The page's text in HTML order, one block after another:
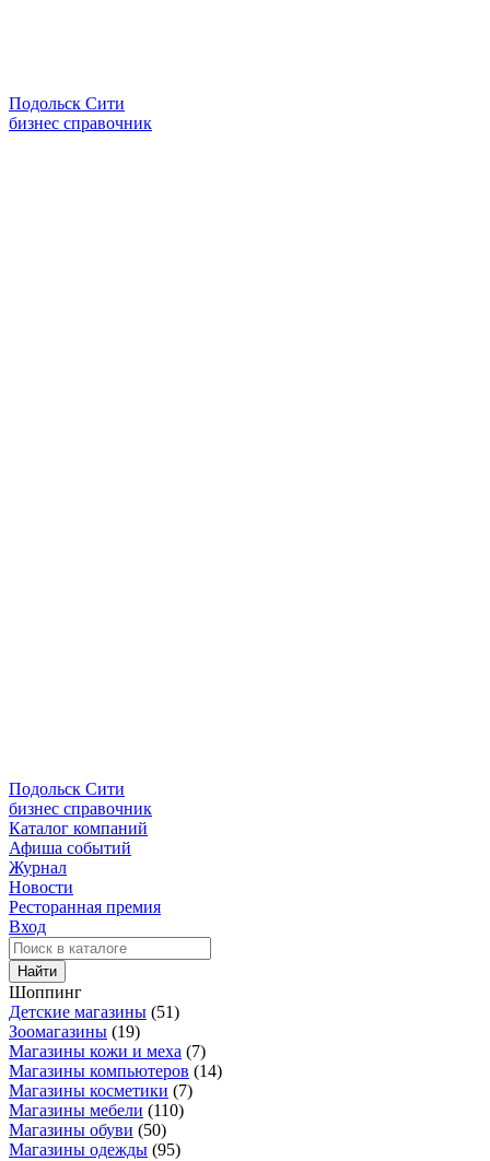
Подольск Сити
бизнес справочник
Подольск Сити
бизнес справочник
Каталог компаний
Афиша событий
Журнал
Новости
Ресторанная премия
Вход
Найти
Шоппинг
Детские магазины (51)
Зоомагазины (19)
Магазины кожи и меха (7)
Магазины компьютеров (14)
Магазины косметики (7)
Магазины мебели (110)
Магазины обуви (50)
Магазины одежды (95)